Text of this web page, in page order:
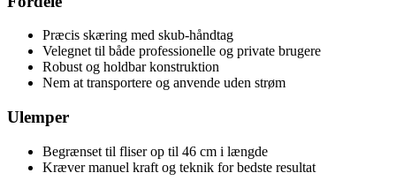
Præcis skæring med skub-håndtag
Velegnet til både professionelle og private brugere
Robust og holdbar konstruktion
Nem at transportere og anvende uden strøm
Ulemper
Begrænset til fliser op til 46 cm i længde
Kræver manuel kraft og teknik for bedste resultat